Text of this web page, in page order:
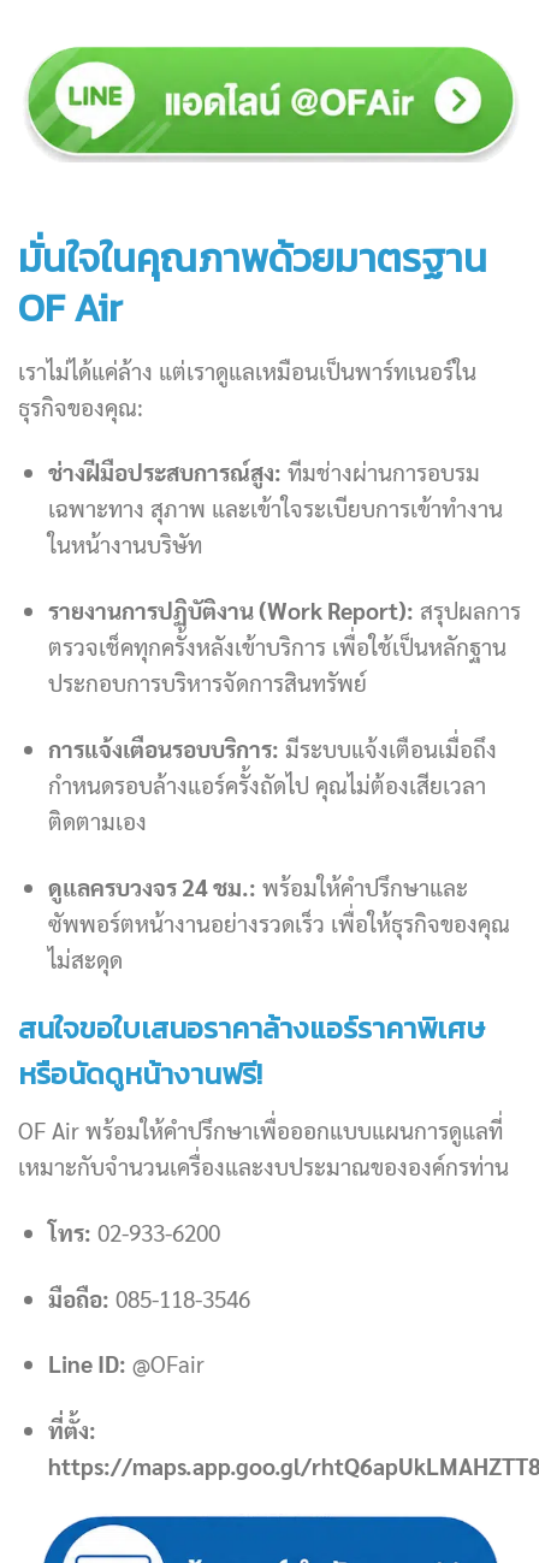
มั่นใจในคุณภาพด้วยมาตรฐาน
OF Air
เราไม่ได้แค่ล้าง แต่เราดูแลเหมือนเป็นพาร์ทเนอร์ใน
ธุรกิจของคุณ:
ช่างฝีมือประสบการณ์สูง: ทีมช่างผ่านการอบรม
เฉพาะทาง สุภาพ และเข้าใจระเบียบการเข้าทำงาน
ในหน้างานบริษัท
รายงานการปฏิบัติงาน (Work Report): สรุปผลการ
ตรวจเช็คทุกครั้งหลังเข้าบริการ เพื่อใช้เป็นหลักฐาน
ประกอบการบริหารจัดการสินทรัพย์
การแจ้งเตือนรอบบริการ: มีระบบแจ้งเตือนเมื่อถึง
กำหนดรอบล้างแอร์ครั้งถัดไป คุณไม่ต้องเสียเวลา
ติดตามเอง
ดูแลครบวงจร 24 ชม.: พร้อมให้คำปรึกษาและ
ซัพพอร์ตหน้างานอย่างรวดเร็ว เพื่อให้ธุรกิจของคุณ
ไม่สะดุด
สนใจขอใบเสนอราคาล้างแอร์ราคาพิเศษ
หรือนัดดูหน้างานฟรี!
OF Air พร้อมให้คำปรึกษาเพื่อออกแบบแผนการดูแลที่
เหมาะกับจำนวนเครื่องและงบประมาณขององค์กรท่าน
โทร: 02-933-6200
มือถือ: 085-118-3546
Line ID: @OFair
ที่ตั้ง:
https://maps.app.goo.gl/